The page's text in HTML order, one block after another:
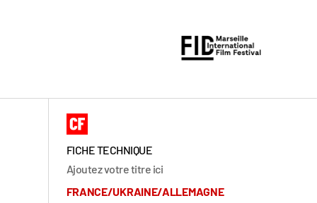
FICHE TECHNIQUE
Ajoutez votre titre ici
FRANCE/UKRAINE/ALLEMAGNE